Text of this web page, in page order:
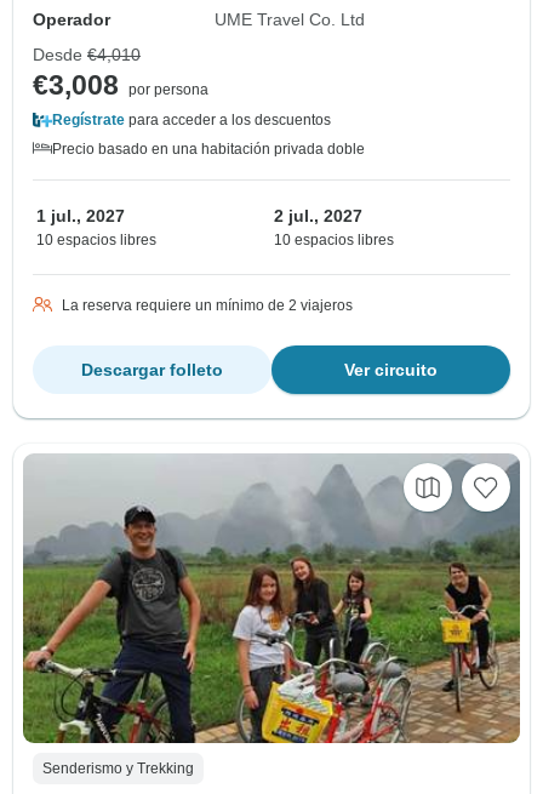
Operador
UME Travel Co. Ltd
Desde €4,010
€3,008
por persona
Regístrate para acceder a los descuentos
Precio basado en una habitación privada doble
1 jul., 2027
10 espacios libres
2 jul., 2027
10 espacios libres
La reserva requiere un mínimo de 2 viajeros
Ver circuito
Descargar folleto
Senderismo y Trekking